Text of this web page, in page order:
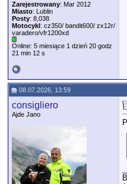
Zarejestrowany: Mar 2012
Miasto: Lublin
Posty: 8,038
Motocykl: cz350/ bandit600/ zx12r/
varadero/vfr1200xd
Online: 5 miesiące 1 dzień 20 godz
21 min 12 s
08.07.2026, 13:59
consigliero
Ajde Jano